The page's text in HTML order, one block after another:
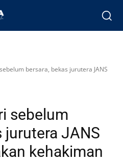
bersara, bekas jurutera JANS
sebelum
jurutera JANS
kehakiman